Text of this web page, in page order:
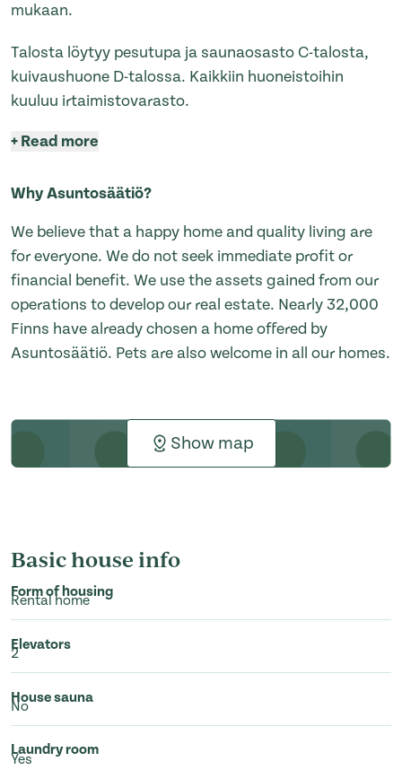
mukaan.
Talosta löytyy pesutupa ja saunaosasto C-talosta,
kuivaushuone D-talossa. Kaikkiin huoneistoihin
kuuluu irtaimistovarasto.
+Read more
Why Asuntosäätiö?
We believe that a happy home and quality living are
for everyone. We do not seek immediate profit or
financial benefit. We use the assets gained from our
operations to develop our real estate. Nearly 32,000
Finns have already chosen a home offered by
Asuntosäätiö. Pets are also welcome in all our homes.
Show map
Basic house info
Form of housing
Rental home
Elevators
2
House sauna
No
Laundry room
Yes